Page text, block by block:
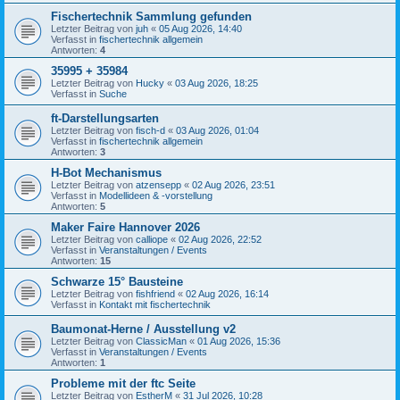
Fischertechnik Sammlung gefunden
Letzter Beitrag von juh « 05 Aug 2026, 14:40
Verfasst in fischertechnik allgemein
Antworten: 4
35995 + 35984
Letzter Beitrag von Hucky « 03 Aug 2026, 18:25
Verfasst in Suche
ft-Darstellungsarten
Letzter Beitrag von fisch-d « 03 Aug 2026, 01:04
Verfasst in fischertechnik allgemein
Antworten: 3
H-Bot Mechanismus
Letzter Beitrag von atzensepp « 02 Aug 2026, 23:51
Verfasst in Modellideen & -vorstellung
Antworten: 5
Maker Faire Hannover 2026
Letzter Beitrag von calliope « 02 Aug 2026, 22:52
Verfasst in Veranstaltungen / Events
Antworten: 15
Schwarze 15° Bausteine
Letzter Beitrag von fishfriend « 02 Aug 2026, 16:14
Verfasst in Kontakt mit fischertechnik
Baumonat-Herne / Ausstellung v2
Letzter Beitrag von ClassicMan « 01 Aug 2026, 15:36
Verfasst in Veranstaltungen / Events
Antworten: 1
Probleme mit der ftc Seite
Letzter Beitrag von EstherM « 31 Jul 2026, 10:28